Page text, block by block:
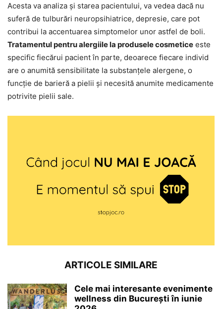
Acesta va analiza și starea pacientului, va vedea dacă nu
suferă de tulburări neuropsihiatrice, depresie, care pot
contribui la accentuarea simptomelor unor astfel de boli.
Tratamentul pentru alergiile la produsele cosmetice este
specific fiecărui pacient în parte, deoarece fiecare individ
are o anumită sensibilitate la substanțele alergene, o
funcție de barieră a pielii și necesită anumite medicamente
potrivite pielii sale.
ARTICOLE SIMILARE
Cele mai interesante evenimente
wellness din București în iunie